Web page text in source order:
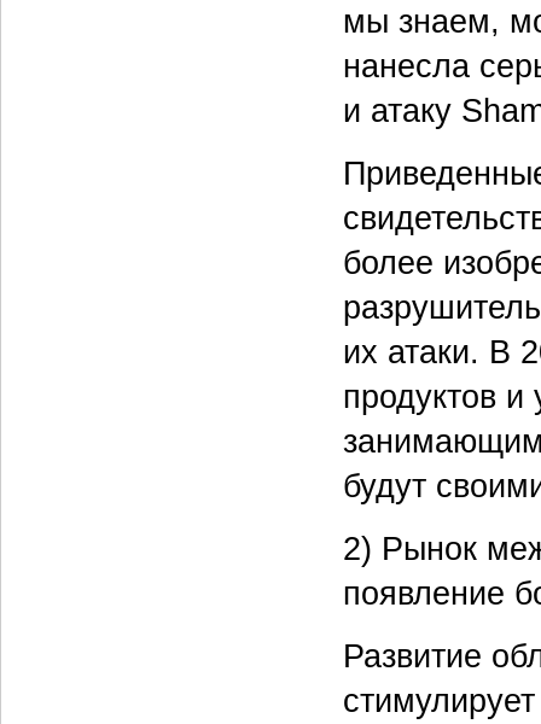
мы знаем,
нанесла
и атаку
более
их атаки. В
продуктов и
будут
2) Рынок
появление
Развитие